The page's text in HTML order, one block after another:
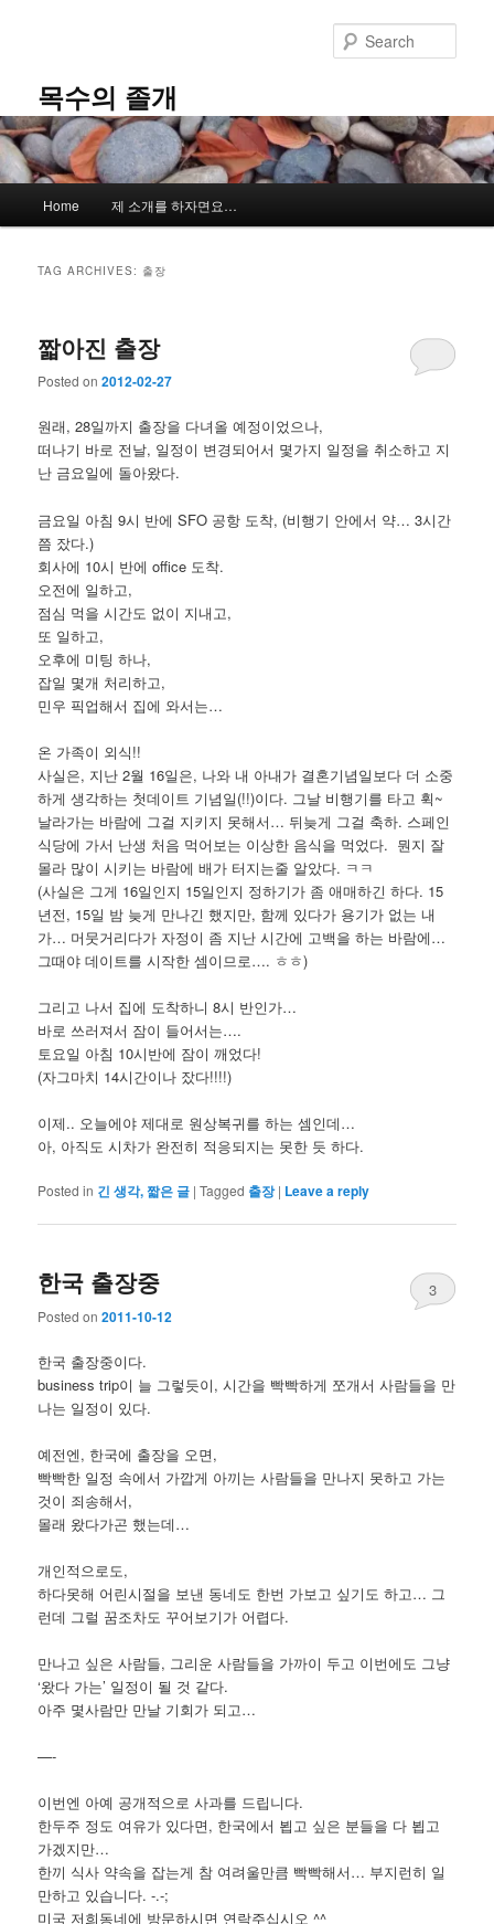
content
content목수의 졸개
Home 제 소개를 하자면요…
TAG ARCHIVES: 출장
짧아진 출장
Posted on2012-02-27
원래, 28일까지 출장을 다녀올 예정이었으나,
떠나기 바로 전날, 일정이 변경되어서 몇가지 일정을 취소하고 지
난 금요일에 돌아왔다.
금요일 아침 9시 반에 SFO 공항 도착, (비행기 안에서 약… 3시간
쯤 잤다.)
회사에 10시 반에 office 도착.
오전에 일하고,
점심 먹을 시간도 없이 지내고,
또 일하고,
오후에 미팅 하나,
잡일 몇개 처리하고,
민우 픽업해서 집에 와서는…
온 가족이 외식!!
사실은, 지난 2월 16일은, 나와 내 아내가 결혼기념일보다 더 소중
하게 생각하는 첫데이트 기념일(!!)이다. 그날 비행기를 타고 휙~
날라가는 바람에 그걸 지키지 못해서… 뒤늦게 그걸 축하. 스페인
식당에 가서 난생 처음 먹어보는 이상한 음식을 먹었다. 뭔지 잘
몰라 많이 시키는 바람에 배가 터지는줄 알았다. ㅋㅋ
(사실은 그게 16일인지 15일인지 정하기가 좀 애매하긴 하다. 15
년전, 15일 밤 늦게 만나긴 했지만, 함께 있다가 용기가 없는 내
가… 머뭇거리다가 자정이 좀 지난 시간에 고백을 하는 바람에…
그때야 데이트를 시작한 셈이므로…. ㅎㅎ)
그리고 나서 집에 도착하니 8시 반인가…
바로 쓰러져서 잠이 들어서는….
토요일 아침 10시반에 잠이 깨었다!
(자그마치 14시간이나 잤다!!!!)
이제.. 오늘에야 제대로 원상복귀를 하는 셈인데…
아, 아직도 시차가 완전히 적응되지는 못한 듯 하다.
Posted in 긴 생각, 짧은 글 |Tagged 출장 | Leave a reply
한국 출장중
Posted on2011-10-12
3
한국 출장중이다.
business trip이 늘 그렇듯이, 시간을 빡빡하게 쪼개서 사람들을 만
나는 일정이 있다.
예전엔, 한국에 출장을 오면,
빡빡한 일정 속에서 가깝게 아끼는 사람들을 만나지 못하고 가는
것이 죄송해서,
몰래 왔다가곤 했는데…
개인적으로도,
하다못해 어린시절을 보낸 동네도 한번 가보고 싶기도 하고… 그
런데 그럴 꿈조차도 꾸어보기가 어렵다.
만나고 싶은 사람들, 그리운 사람들을 가까이 두고 이번에도 그냥
‘왔다 가는’ 일정이 될 것 같다.
아주 몇사람만 만날 기회가 되고…
—-
이번엔 아예 공개적으로 사과를 드립니다.
한두주 정도 여유가 있다면, 한국에서 뵙고 싶은 분들을 다 뵙고
가겠지만…
한끼 식사 약속을 잡는게 참 여려울만큼 빡빡해서… 부지런히 일
만하고 있습니다. -.-;
미국 저희동네에 방문하시면 연락주십시오 ^^